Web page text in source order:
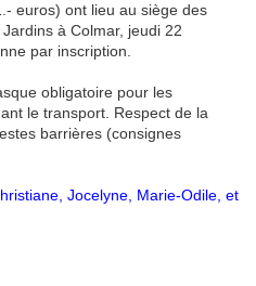
euros) ont lieu au siège des
à Colmar, jeudi 22
par inscription.
obligatoire pour les
le transport. Respect de la
barrières (consignes
Jocelyne, Marie-Odile, et